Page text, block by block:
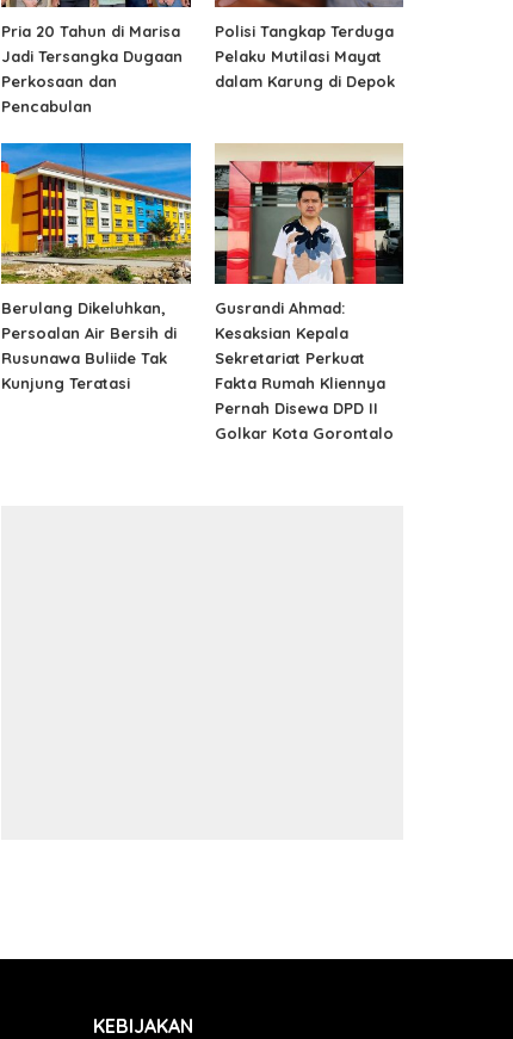
Pria 20 Tahun di Marisa
Jadi Tersangka Dugaan
Perkosaan dan
Pencabulan
Polisi Tangkap Terduga
Pelaku Mutilasi Mayat
dalam Karung di Depok
Berulang Dikeluhkan,
Persoalan Air Bersih di
Rusunawa Buliide Tak
Kunjung Teratasi
Gusrandi Ahmad:
Kesaksian Kepala
Sekretariat Perkuat
Fakta Rumah Kliennya
Pernah Disewa DPD II
Golkar Kota Gorontalo
KEBIJAKAN